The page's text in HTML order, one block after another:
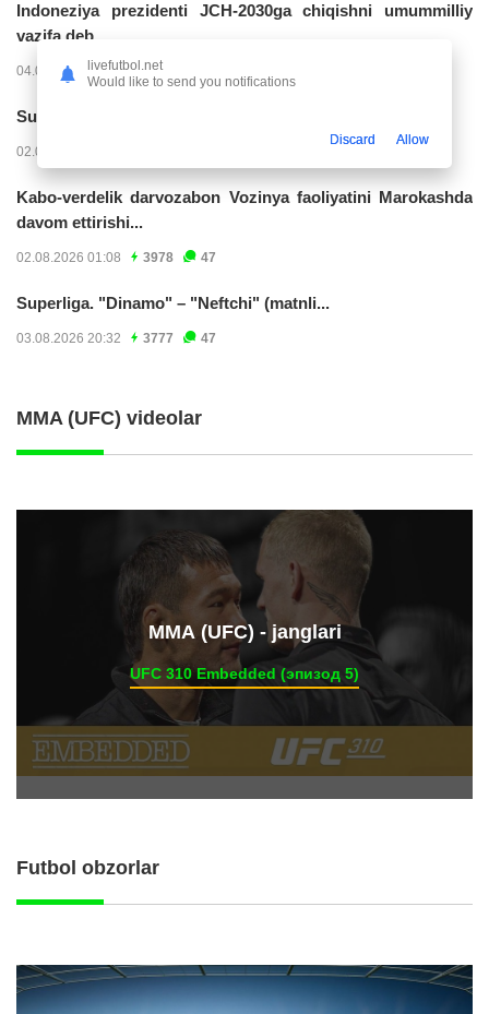
Indoneziya prezidenti JCH-2030ga chiqishni umummilliy
vazifa deb...
04.08.2026 02:11 14286
Superliga. “Buxoro” - “Lokomotiv”...
02.08.2026 03:08
Kabo-verdelik darvozabon Vozinya faoliyatini Marokashda
davom ettirishi...
02.08.2026 01:08 3978 47
Superliga. "Dinamo" – "Neftchi" (matnli...
03.08.2026 20:32 3777 47
MMA (UFC) videolar
ММА (UFC) - janglari
UFC 310 Embedded (эпизод 5)
Futbol obzorlar
livefutbol.net
Would like to send you notifications
Discard Allow